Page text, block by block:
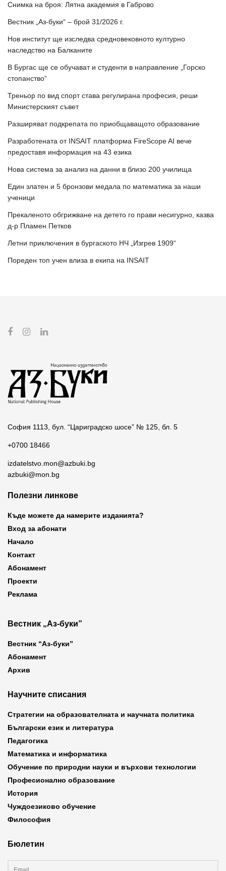
Снимка на броя: Лятна академия в Габрово
Вестник „Аз-буки“ – брой 31/2026 г.
Нов институт ще изследва средновековното културно
наследство на Балканите
В Бургас ще се обучават и студенти в направление „Горско
стопанство“
Треньор по вид спорт става регулирана професия, реши
Министерският съвет
Разширяват подкрепата по приобщаващото образование
Разработената от INSAIT платформа FireScope AI вече
предоставя информация на 43 езика
Нова система за анализ на данни в близо 200 училища
Един златен и 5 бронзови медала по математика за наши
ученици
Прекаленото обгрижване на детето го прави несигурно, казва
д-р Пламен Петков
Летни приключения в бургаското НЧ „Изгрев 1909“
Пореден топ учен влиза в екипа на INSAIT
София 1113, бул. “Цариградско шосе” № 125, бл. 5
+0700 18466
izdatelstvo.mon@azbuki.bg
azbuki@mon.bg
Полезни линкове
Къде можете да намерите изданията?
Вход за абонати
Начало
Контакт
Абонамент
Проекти
Реклама
Вестник „Аз-буки”
Вестник “Аз-буки”
Абонамент
Архив
Научните списания
Стратегии на образователната и научната политика
Български език и литература
Педагогика
Математика и информатика
Обучение по природни науки и върхови технологии
Професионално образование
История
Чуждоезиково обучение
Философия
Бюлетин